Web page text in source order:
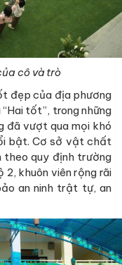
cô và trò
đẹp của địa phương
tốt”, trong những
đã vượt qua mọi khó
bật. Cơ sở vật chất
theo quy định trường
2, khuôn viên rộng rãi
an ninh trật tự, an